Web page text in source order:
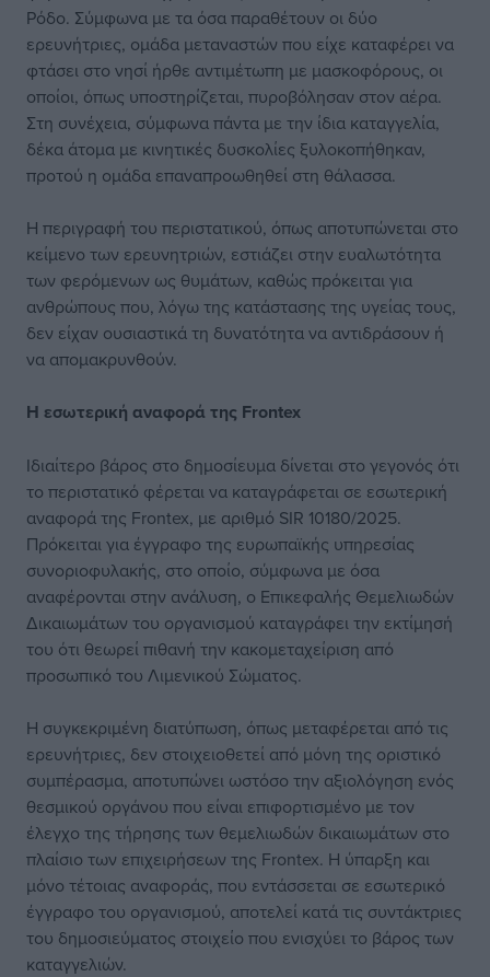
Ρόδο. Σύμφωνα με τα όσα παραθέτουν οι δύο
ερευνήτριες, ομάδα μεταναστών που είχε καταφέρει να
φτάσει στο νησί ήρθε αντιμέτωπη με μασκοφόρους, οι
οποίοι, όπως υποστηρίζεται, πυροβόλησαν στον αέρα.
Στη συνέχεια, σύμφωνα πάντα με την ίδια καταγγελία,
δέκα άτομα με κινητικές δυσκολίες ξυλοκοπήθηκαν,
προτού η ομάδα επαναπροωθηθεί στη θάλασσα.
Η περιγραφή του περιστατικού, όπως αποτυπώνεται στο
κείμενο των ερευνητριών, εστιάζει στην ευαλωτότητα
των φερόμενων ως θυμάτων, καθώς πρόκειται για
ανθρώπους που, λόγω της κατάστασης της υγείας τους,
δεν είχαν ουσιαστικά τη δυνατότητα να αντιδράσουν ή
να απομακρυνθούν.
Η εσωτερική αναφορά της Frontex
Ιδιαίτερο βάρος στο δημοσίευμα δίνεται στο γεγονός ότι
το περιστατικό φέρεται να καταγράφεται σε εσωτερική
αναφορά της Frontex, με αριθμό SIR 10180/2025.
Πρόκειται για έγγραφο της ευρωπαϊκής υπηρεσίας
συνοριοφυλακής, στο οποίο, σύμφωνα με όσα
αναφέρονται στην ανάλυση, ο Επικεφαλής Θεμελιωδών
Δικαιωμάτων του οργανισμού καταγράφει την εκτίμησή
του ότι θεωρεί πιθανή την κακομεταχείριση από
προσωπικό του Λιμενικού Σώματος.
Η συγκεκριμένη διατύπωση, όπως μεταφέρεται από τις
ερευνήτριες, δεν στοιχειοθετεί από μόνη της οριστικό
συμπέρασμα, αποτυπώνει ωστόσο την αξιολόγηση ενός
θεσμικού οργάνου που είναι επιφορτισμένο με τον
έλεγχο της τήρησης των θεμελιωδών δικαιωμάτων στο
πλαίσιο των επιχειρήσεων της Frontex. Η ύπαρξη και
μόνο τέτοιας αναφοράς, που εντάσσεται σε εσωτερικό
έγγραφο του οργανισμού, αποτελεί κατά τις συντάκτριες
του δημοσιεύματος στοιχείο που ενισχύει το βάρος των
καταγγελιών.